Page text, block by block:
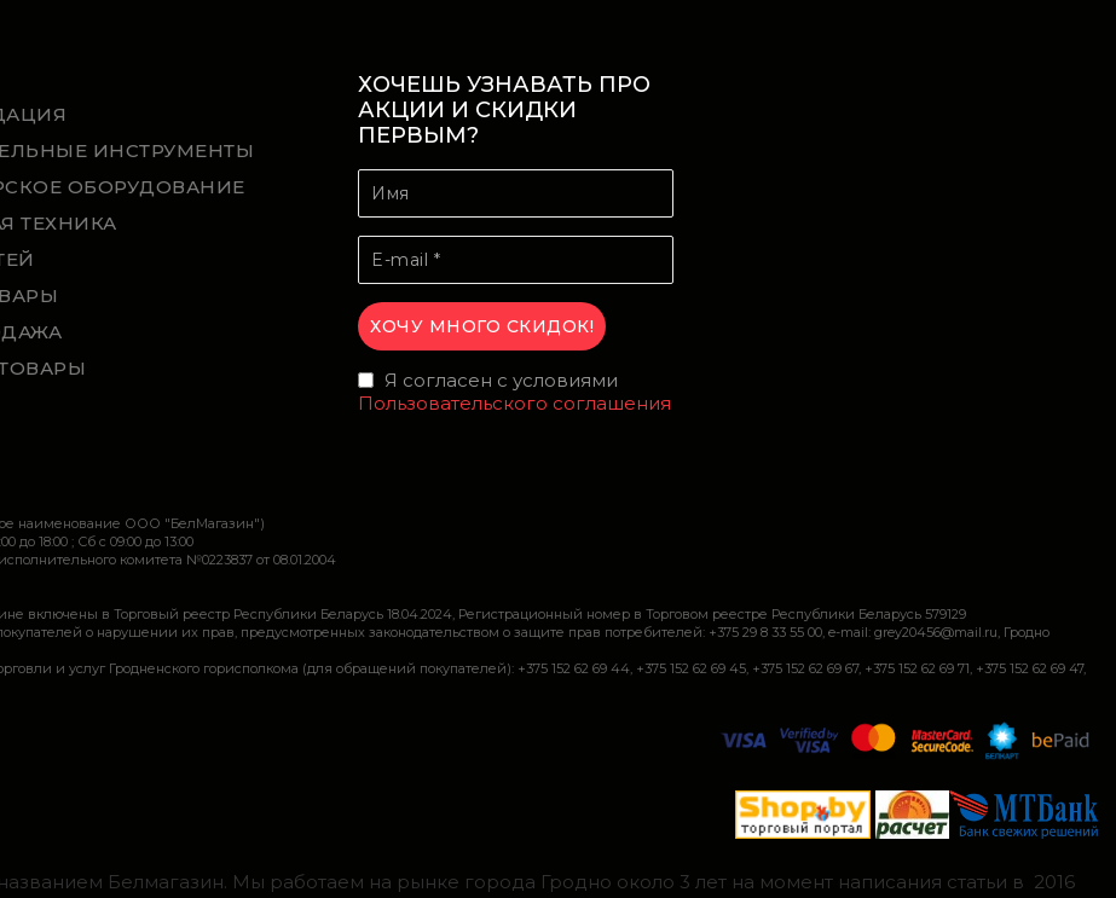
ИНСТРУМЕНТЫ
ОБОРУДОВАНИЕ
ТЕХНИКА
ХОЧЕШЬ УЗНАВАТЬ ПРО
АКЦИИ И СКИДКИ
ПЕРВЫМ?
Я согласен с условиями
Пользовательского соглашения
наименование ООО "БелМагазин")
до 18:00 ; Сб c 09:00 до 13:00
комитета №0223837 от 08.01.2004
включены в Торговый реестр Республики Беларусь 18.04.2024, Регистрационный номер в Торговом реестре Республики Беларусь 579129
о нарушении их прав, предусмотренных законодательством о защите прав потребителей: +375 29 8 33 55 00, e-mail: grey20456@mail.ru, Гродно
и услуг Гродненского горисполкома (для обращений покупателей): +375 152 62 69 44, +375 152 62 69 45, +375 152 62 69 67, +375 152 62 69 71, +375 152 62 69 47,
Белмагазин. Мы работаем на рынке города Гродно около 3 лет на момент написания статьи в 2016